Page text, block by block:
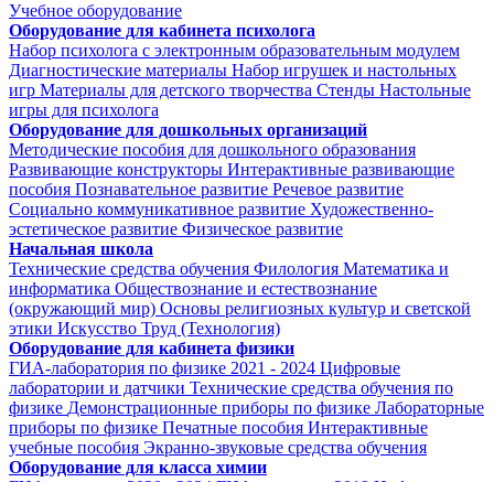
Учебное оборудование
Оборудование для кабинета психолога
Набор психолога с электронным образовательным модулем
Диагностические материалы Набор игрушек и настольных
игр Материалы для детского творчества Стенды Настольные
игры для психолога
Оборудование для дошкольных организаций
Методические пособия для дошкольного образования
Развивающие конструкторы Интерактивные развивающие
пособия Познавательное развитие Речевое развитие
Социально коммуникативное развитие Художественно-
эстетическое развитие Физическое развитие
Начальная школа
Технические средства обучения Филология Математика и
информатика Обществознание и естествознание
(окружающий мир) Основы религиозных культур и светской
этики Искусство Труд (Технология)
Оборудование для кабинета физики
ГИА-лаборатория по физике 2021 - 2024 Цифровые
лаборатории и датчики Технические средства обучения по
физике Демонстрационные приборы по физике Лабораторные
приборы по физике Печатные пособия Интерактивные
учебные пособия Экранно-звуковые средства обучения
Оборудование для класса химии